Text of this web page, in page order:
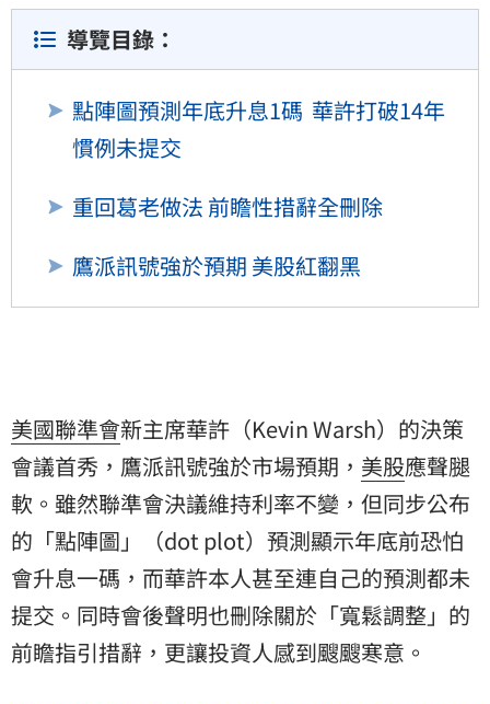
導覽目錄：
點陣圖預測年底升息1碼 華許打破14年
慣例未提交
重回葛老做法 前瞻性措辭全刪除
鷹派訊號強於預期 美股紅翻黑
美國聯準會新主席華許（Kevin Warsh）的決策
會議首秀，鷹派訊號強於市場預期， 美股應聲腿
軟。雖然聯準會決議維持利率不變，但同步公布
的「點陣圖」（dot plot）預測顯示年底前恐怕
會升息一碼，而華許本人甚至連自己的預測都未
提交。同時會後聲明也刪除關於「寬鬆調整」的
前瞻指引措辭，更讓投資人感到颼颼寒意。